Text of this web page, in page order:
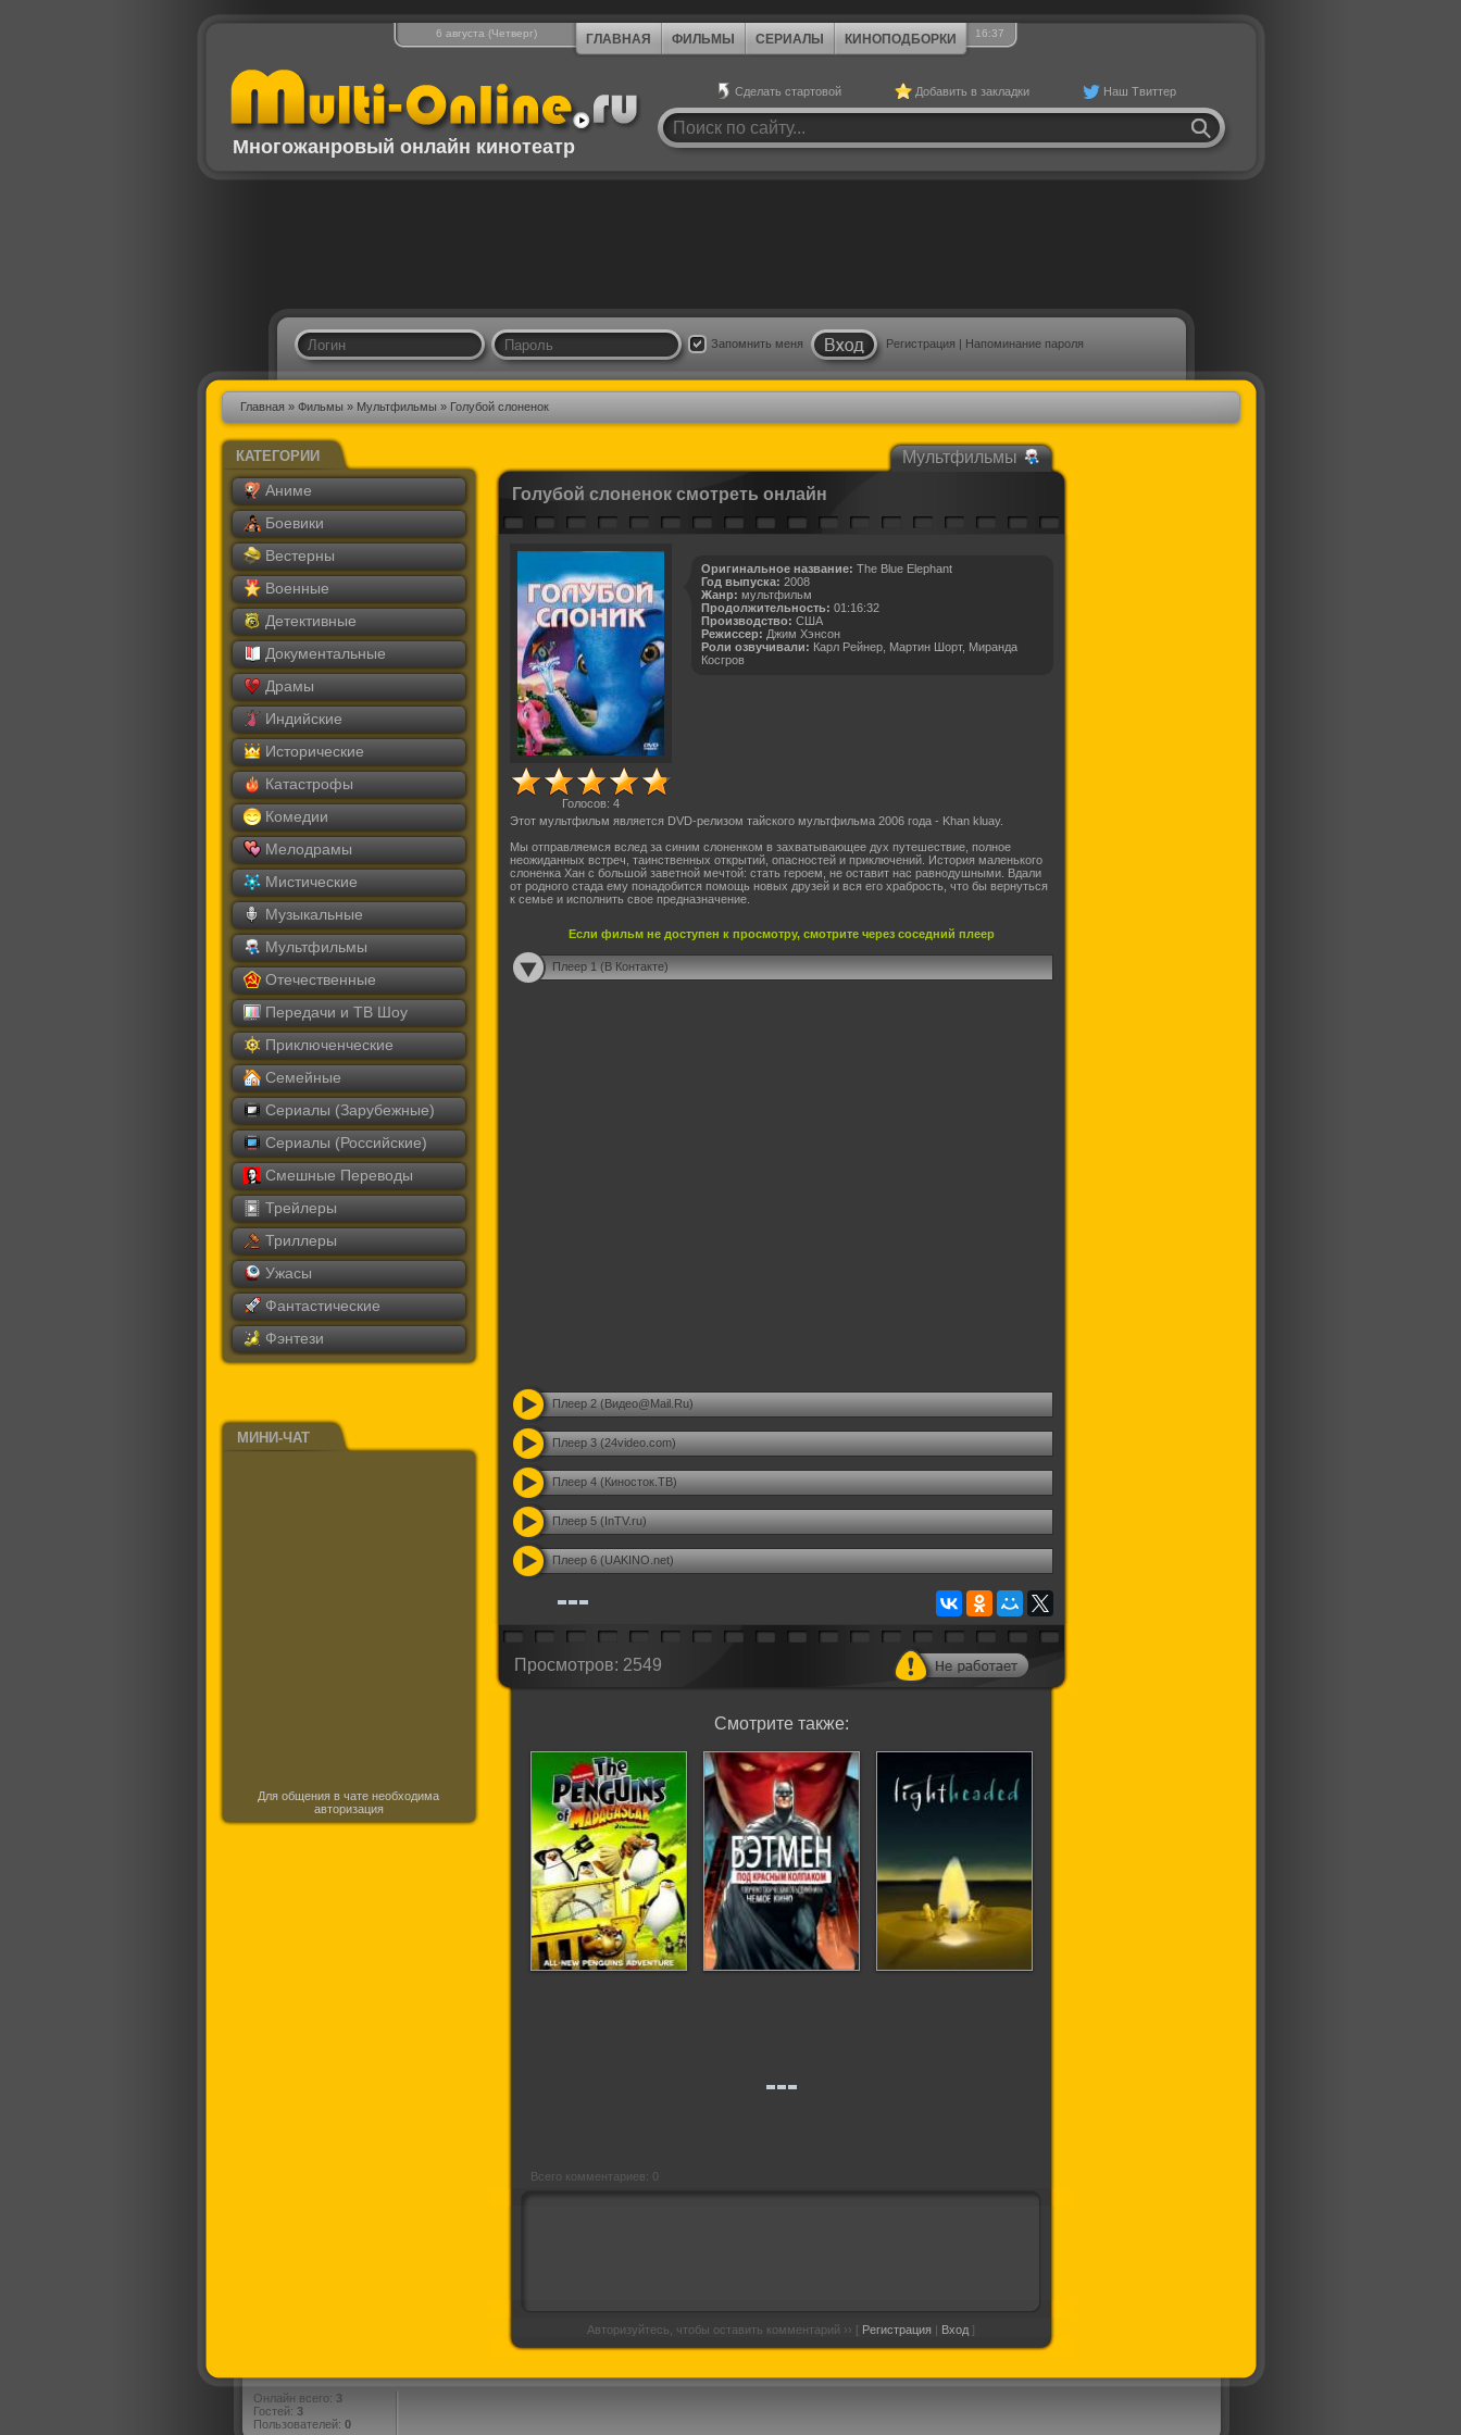
6 августа (Четверг) ГЛАВНАЯ ФИЛЬМЫ СЕРИАЛЫ КИНОПОДБОРКИ 16 37
Многожанровый онлайн кинотеатр
Сделать стартовой Добавить в закладки Наш Твиттер
Запомнить меня Регистрация | Напоминание пароля
Главная» Фильмы» Мультфильмы» Голубой слоненок
КАТЕГОРИИ
Аниме
Боевики
Вестерны
Военные
Детективные
Документальные
Драмы
Индийские
Исторические
Катастрофы
Комедии
Мелодрамы
Мистические
Музыкальные
Мультфильмы
Отечественные
Передачи и ТВ Шоу
Приключенческие
Семейные
Сериалы (Зарубежные)
Сериалы (Российские)
Смешные Переводы
Трейлеры
Триллеры
Ужасы
Фантастические
Фэнтези
МИНИ-ЧАТ
Для общения в чате необходима
авторизация
Мультфильмы
Голубой слоненок смотреть онлайн
Голосов: 4
Оригинальное название: The Blue Elephant
Год выпуска: 2008
Жанр: мультфильм
Продолжительность: 01:16:32
Производство: США
Режиссер: Джим Хэнсон
Роли озвучивали: Карл Рейнер, Мартин Шорт, Миранда
Косгров
Этот мультфильм является DVD-релизом тайского мультфильма 2006 года - Khan kluay.
Мы отправляемся вслед за синим слоненком в захватывающее дух путешествие, полное
неожиданных встреч, таинственных открытий, опасностей и приключений. История маленького
слоненка Хан с большой заветной мечтой: стать героем, не оставит нас равнодушными. Вдали
от родного стада ему понадобится помощь новых друзей и вся его храбрость, что бы вернуться
к семье и исполнить свое предназначение.
Если фильм не доступен к просмотру, смотрите через соседний плеер
Плеер 1 (В Контакте)
Плеер 2 (Видео@Mail.Ru)
Плеер 3 (24video.com)
Плеер 4 (Киносток.ТВ)
Плеер 5 (InTV.ru)
Плеер 6 (UAKINO.net)
Просмотров: 2549
Смотрите также:
Всего комментариев: 0
Авторизуйтесь, чтобы оставить комментарий ›› [ Регистрация | Вход ]
Онлайн всего: 3
Гостей: 3
Пользователей: 0